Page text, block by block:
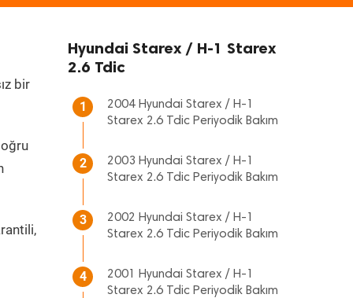
bir
Hyundai Starex / H-1 Starex
2.6 Tdic
1
2004 Hyundai Starex / H-1
Starex 2.6 Tdic Periyodik Bakım
2
2003 Hyundai Starex / H-1
Starex 2.6 Tdic Periyodik Bakım
3
2002 Hyundai Starex / H-1
Starex 2.6 Tdic Periyodik Bakım
4
2001 Hyundai Starex / H-1
Starex 2.6 Tdic Periyodik Bakım